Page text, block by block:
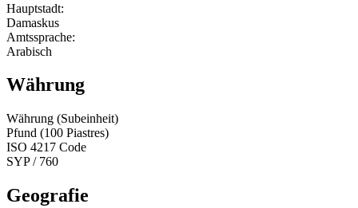
Hauptstadt:
Damaskus
Amtssprache:
Arabisch
Währung
Währung (Subeinheit)
Pfund (100 Piastres)
ISO 4217 Code
SYP / 760
Geografie